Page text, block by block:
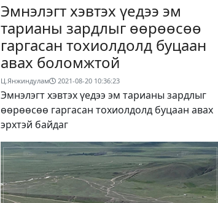
Эмнэлэгт хэвтэх үедээ эм
тарианы зардлыг өөрөөсөө
гаргасан тохиолдолд буцаан
авах боломжтой
Ц.Янжиндулам 2021-08-20 10:36:23
Эмнэлэгт хэвтэх үедээ эм тарианы зардлыг
өөрөөсөө гаргасан тохиолдолд буцаан авах
эрхтэй байдаг